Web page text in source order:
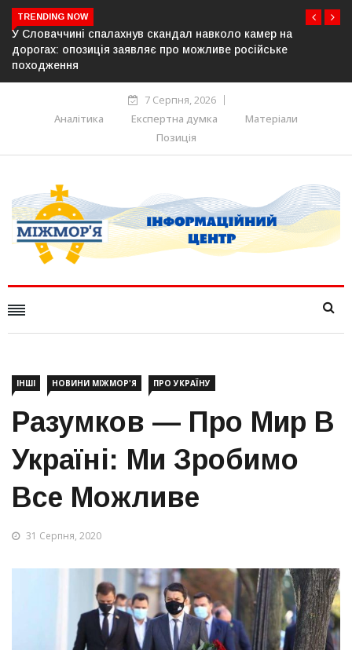
TRENDING NOW
У Молдові готують план дій на випадок припинення
постачання газу до Придністров’я
7 Серпня, 2026
Аналітика
Експертна думка
Матеріали
Позиція
ІНШІ НОВИНИ МІЖМОР'Я ПРО УКРАЇНУ
Разумков — Про Мир В
Україні: Ми Зробимо
Все Можливе
31 Серпня, 2020